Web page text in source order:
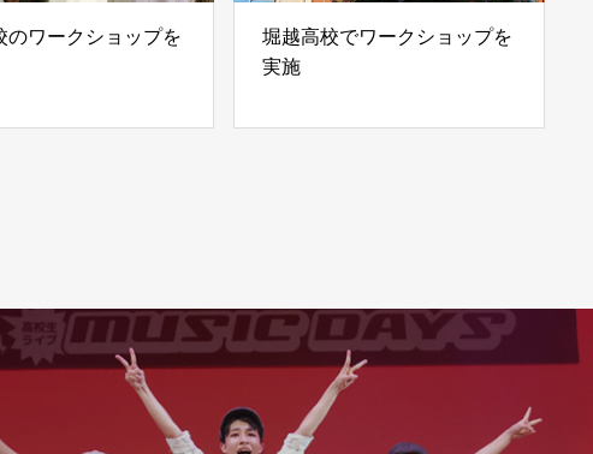
のワークショップを
堀越高校でワークショップを
実施